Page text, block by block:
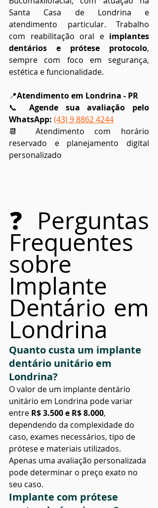
Santa Casa de Londrina e
atendimento particular. Trabalho
com reabilitação oral e implantes
dentários e prótese protocolo,
sempre com foco em segurança,
estética e funcionalidade.
📍Atendimento em Londrina - PR
📞 Agende sua avaliação pelo
WhatsApp: (43) 9 8862 4244
📆 Atendimento com horário
reservado e planejamento digital
personalizado
❓Perguntas
Frequentes
sobre
Implante
Dentário em
Londrina
Quanto custa um implante
dentário unitário em
Londrina?
O valor de um implante dentário
unitário em Londrina pode variar
entre R$ 3.500 e R$ 8.000,
dependendo da complexidade do
caso, exames necessários, tipo de
prótese e materiais utilizados.
Apenas uma avaliação personalizada
pode determinar o preço exato no
seu caso.
Implante com prótese